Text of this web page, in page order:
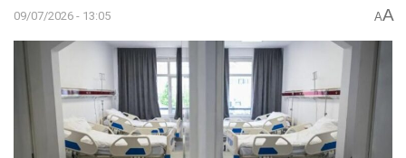
09/07/2026 - 13:05 AA